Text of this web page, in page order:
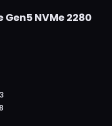
Gen5 NVMe 2280